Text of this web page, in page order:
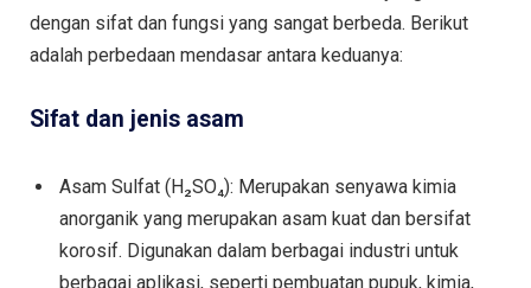
dengan sifat dan fungsi yang sangat berbeda. Berikut
adalah perbedaan mendasar antara keduanya:
Sifat dan jenis asam
Asam Sulfat (H₂SO₄): Merupakan senyawa kimia
anorganik yang merupakan asam kuat dan bersifat
korosif. Digunakan dalam berbagai industri untuk
berbagai aplikasi, seperti pembuatan pupuk, kimia,